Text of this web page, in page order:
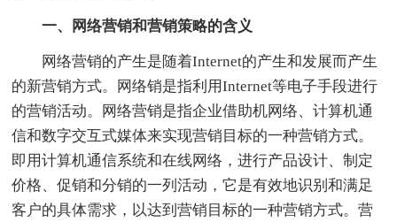
一、网络营销和营销策略的含义
网络营销的产生是随着Internet的产生和发展而产生
的新营销方式。网络销是指利用Internet等电子手段进行
的营销活动。网络营销是指企业借助机网络、计算机通
信和数字交互式媒体来实现营销目标的一种营销方式。
即用计算机通信系统和在线网络，进行产品设计、制定
价格、促销和分销的一列活动，它是有效地识别和满足
客户的具体需求，以达到营销目标的一种营销方式。营